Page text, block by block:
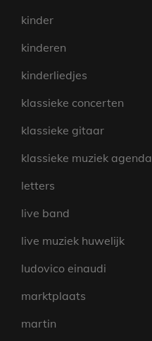
kinder
kinderen
kinderliedjes
klassieke concerten
klassieke gitaar
klassieke muziek agenda
letters
live band
live muziek huwelijk
ludovico einaudi
marktplaats
martin